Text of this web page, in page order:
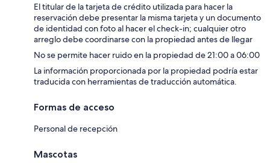
El titular de la tarjeta de crédito utilizada para hacer la
reservación debe presentar la misma tarjeta y un documento
de identidad con foto al hacer el check-in; cualquier otro
arreglo debe coordinarse con la propiedad antes de llegar
No se permite hacer ruido en la propiedad de 21:00 a 06:00
La información proporcionada por la propiedad podría estar
traducida con herramientas de traducción automática.
Formas de acceso
Personal de recepción
Mascotas